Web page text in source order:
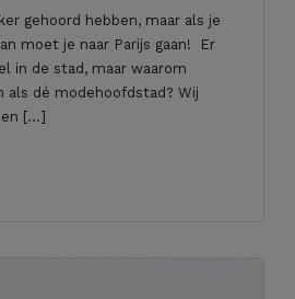
gehoord hebben, maar als je
moet je naar Parijs gaan! Er
in de stad, maar waarom
als dé modehoofdstad? Wij
en […]